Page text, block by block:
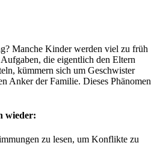
Manche Kinder werden viel zu früh
die eigentlich den Eltern
kümmern sich um Geschwister
Anker der Familie. Dieses Phänomen
wieder:
zu lesen, um Konflikte zu